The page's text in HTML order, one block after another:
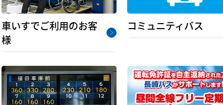
車いすでご利用のお客
様
コミュニティバス